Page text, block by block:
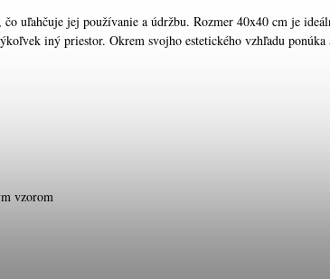
uľahčuje jej používanie a údržbu. Rozmer 40x40 cm je
iný priestor. Okrem svojho estetického vzhľadu
vzorom